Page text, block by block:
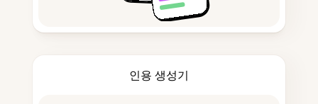
인용 생성기